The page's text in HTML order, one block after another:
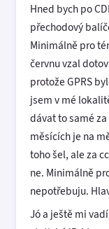
Hned bych po
přechodový
Minimálně pro
červnu vzal
protože GPRS
jsem v mé
dávat to samé
měsících je na
toho šel, ale za
ne. Minimálně
nepotřebuju.
Jó a ještě mi